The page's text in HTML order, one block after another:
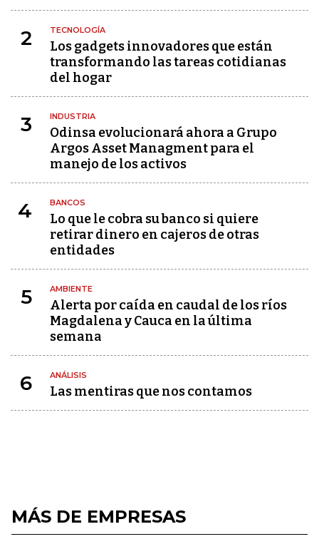
2 TECNOLOGÍA
Los gadgets innovadores que están
transformando las tareas cotidianas
del hogar
3 INDUSTRIA
Odinsa evolucionará ahora a Grupo
Argos Asset Managment para el
manejo de los activos
4 BANCOS
Lo que le cobra su banco si quiere
retirar dinero en cajeros de otras
entidades
5 AMBIENTE
Alerta por caída en caudal de los ríos
Magdalena y Cauca en la última
semana
6 ANÁLISIS
Las mentiras que nos contamos
MÁS DE EMPRESAS